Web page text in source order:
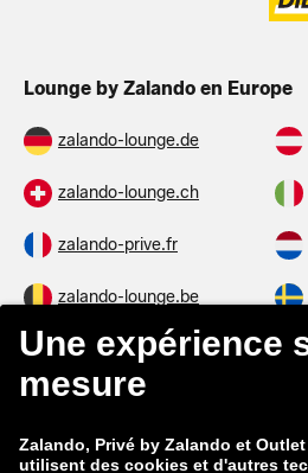
Lounge by Zalando en Europe
zalando-lounge.de
zalando-lounge.ch
zalando-prive.fr
zalando-lounge.be
zalando-lounge.fi
zalando-lounge.co.uk
zalando-prive.es